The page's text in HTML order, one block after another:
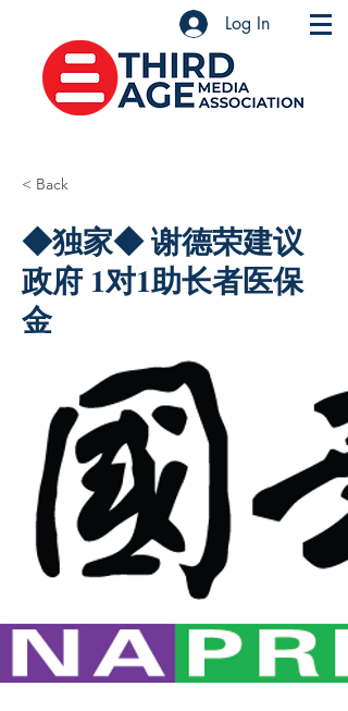
Log In
< Back
◆独家◆ 谢德荣建议
政府 1对1助长者医保
金